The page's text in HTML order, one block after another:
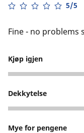
5/5
Fine - no problems
Kjøp igjen
5
Dekkytelse
4
Mye for pengene